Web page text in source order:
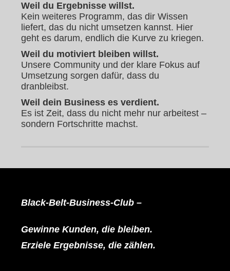
Weil du Ergebnisse willst.
Kein weiteres Programm, das dir Wissen
liefert, das du nicht umsetzen kannst. Hier
geht es darum, endlich die Kurve zu kriegen.
Weil du motiviert bleiben willst.
Unsere Community und der klare Fokus auf
Umsetzung sorgen dafür, dass du
dranbleibst.
Weil dein Business es verdient.
Es ist Zeit, dass du nicht mehr nur arbeitest –
sondern Fortschritte machst.
Black-Belt-Business-Club –
Gewinne Kunden, die bleiben.
Erziele Ergebnisse, die zählen.